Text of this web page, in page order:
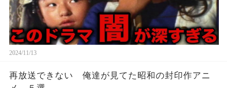
2024/11/13
再放送できない 俺達が見てた昭和の封印作アニ